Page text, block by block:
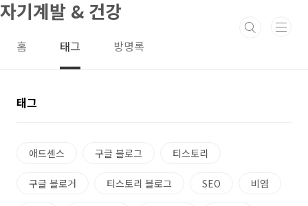
본문 바로가기
자기계발 & 건강
홈 태그 방명록
태그
애드센스 구글 블로그 티스토리
구글 블로거 티스토리 블로그 SEO 비염